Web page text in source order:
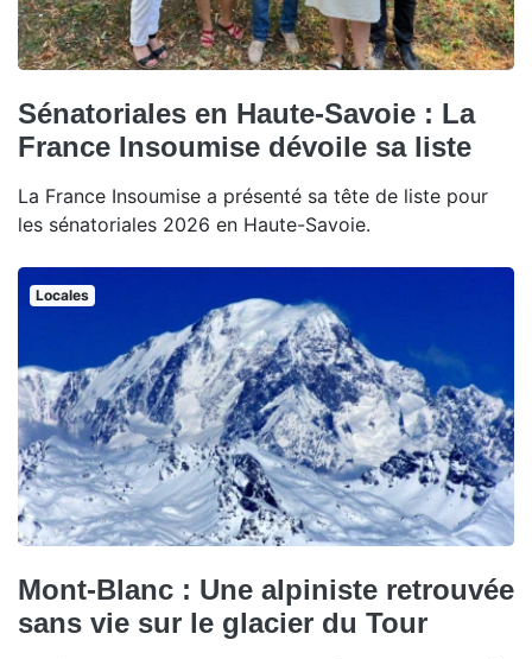
Sénatoriales en Haute-Savoie : La
France Insoumise dévoile sa liste
La France Insoumise a présenté sa tête de liste pour
les sénatoriales 2026 en Haute-Savoie.
Locales
Mont-Blanc : Une alpiniste retrouvée
sans vie sur le glacier du Tour